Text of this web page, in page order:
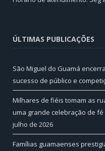
ÚLTIMAS PUBLICAÇÕES
São Miguel do Guamá
sucesso de público e
Milhares de fiéis tomam as
uma grande celebração de fé
julho de 2026
Famílias guamaenses